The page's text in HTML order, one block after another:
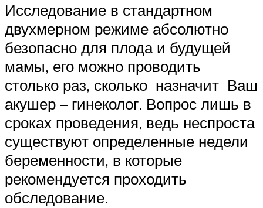
Исследование в стандартном
двухмерном режиме абсолютно
безопасно для плода и будущей
мамы, его можно проводить
столько раз, сколько назначит Ваш
акушер – гинеколог. Вопрос лишь в
сроках проведения, ведь неспроста
существуют определенные недели
беременности, в которые
рекомендуется проходить
обследование.